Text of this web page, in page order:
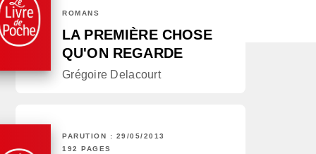
ROMANS
LA PREMIÈRE CHOSE
QU'ON REGARDE
Grégoire Delacourt
PARUTION : 29/05/2013
192 PAGES